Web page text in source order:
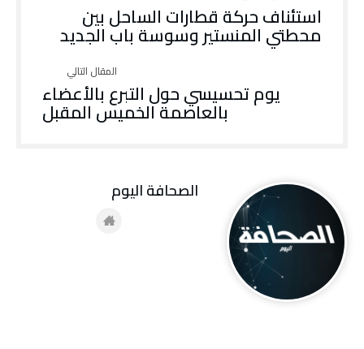
استئناف حركة قطارات الساحل بين
محطتي المنستير وسوسة باب الجديد
يوم تحسيسي حول التبرع بالأعضاء
بالعاصمة الخميس المقبل